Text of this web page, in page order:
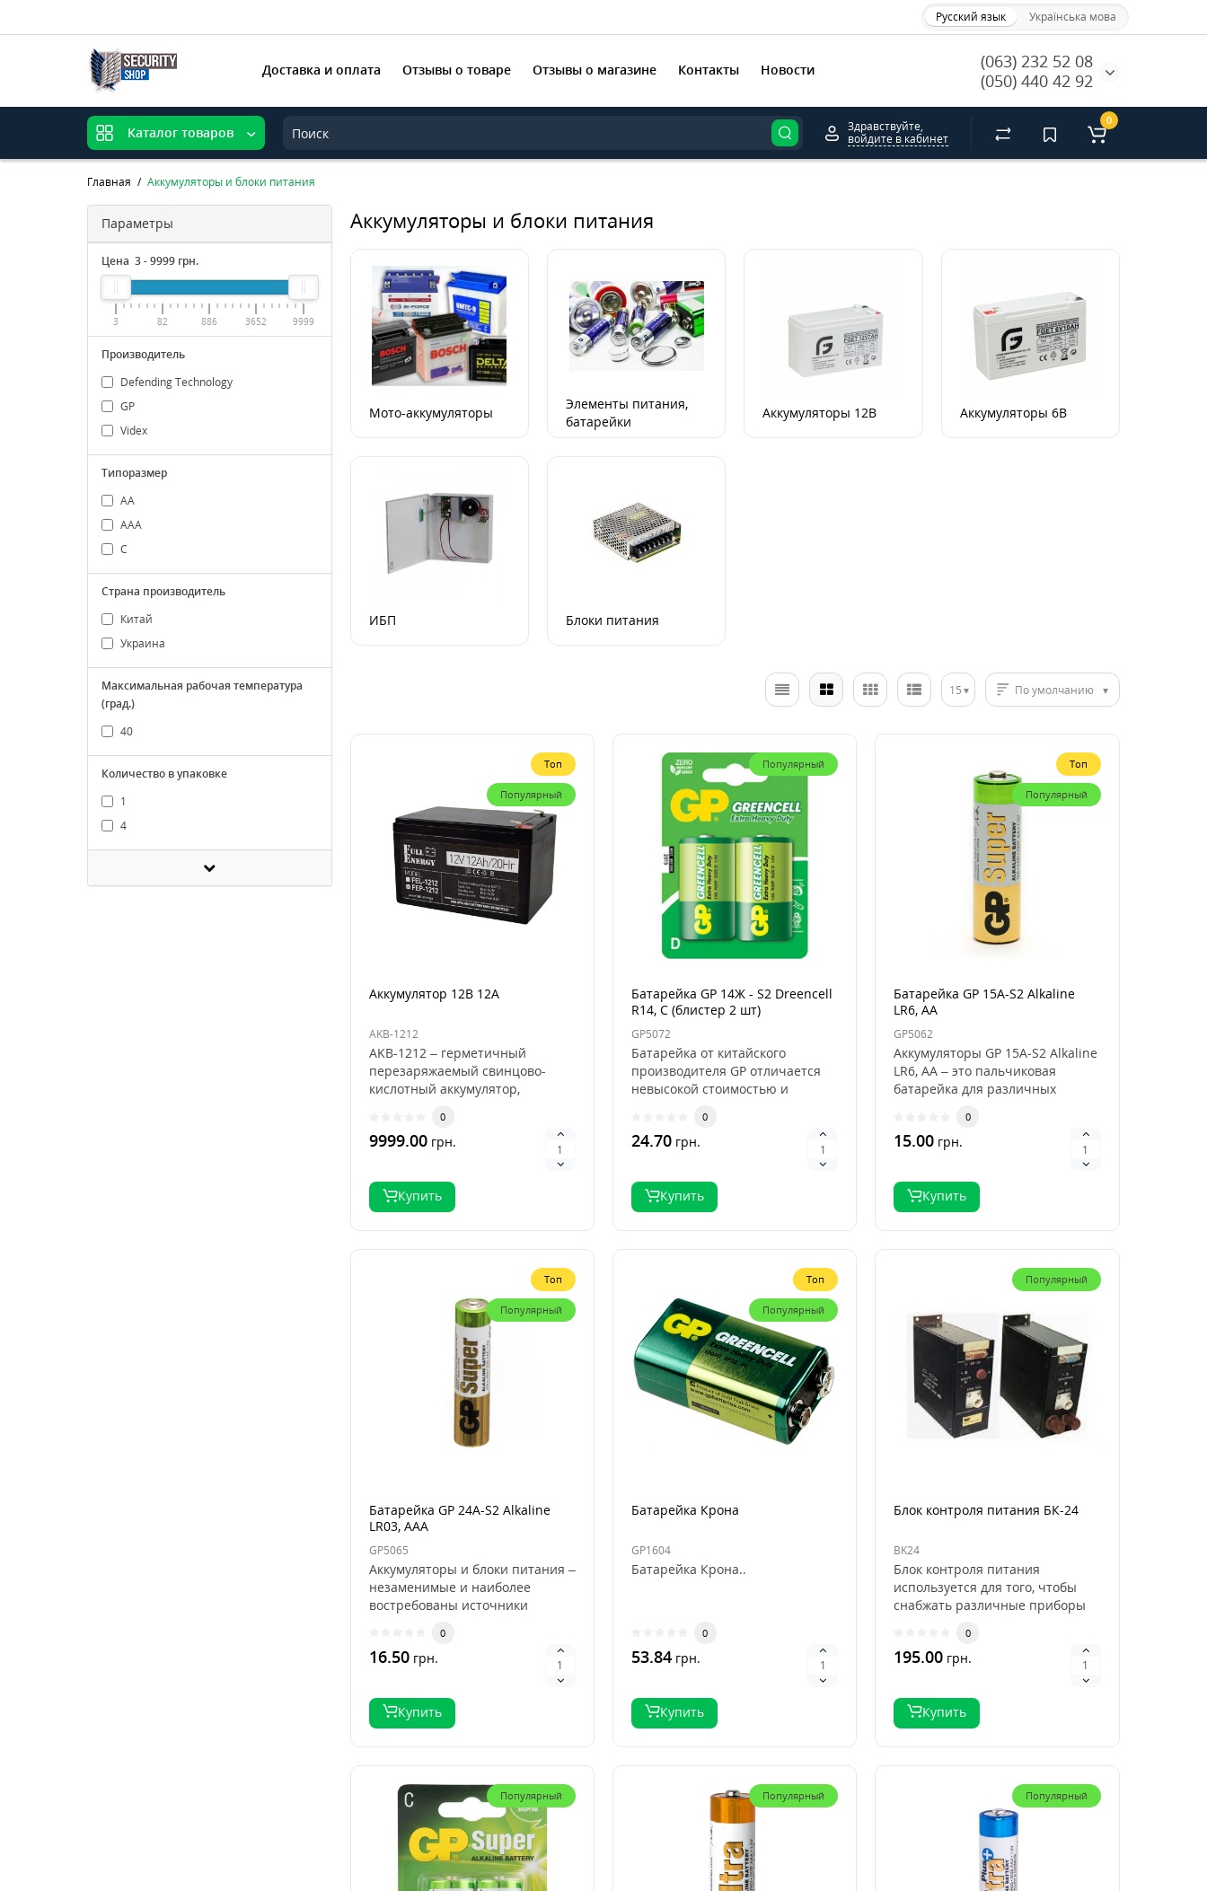
Русский язык Українська мова
(063) 232 52 08
(050) 440 42 92
Доставка и оплата Отзывы о товаре Отзывы о магазине Контакты Новости
Каталог товаров
Здравствуйте,
войдите в кабинет
0
Главная Аккумуляторы и блоки питания
Параметры
Цена 3-9999 грн.
3 82 886 3652 9999
Производитель
Defending Technology
GP
Videx
Типоразмер
АА
ААА
С
Страна производитель
Китай
Украина
Максимальная рабочая температура
(град.)
40
Количество в упаковке
1
4
Аккумуляторы и блоки питания
Мото-аккумуляторы
Элементы питания,
батарейки
Аккумуляторы 12В Аккумуляторы 6В
ИБП Блоки питания
15 По умолчанию
Топ
Популярный
Аккумулятор 12В 12А
AKB-1212
AKB-1212 – герметичный
перезаряжаемый свинцово-
кислотный аккумулятор,
0
9999.00грн.
Купить
Популярный
Батарейка GP 14Ж - S2 Dreencell
R14, C (блистер 2 шт)
GP5072
Батарейка от китайского
производителя GP отличается
невысокой стоимостью и
0
24.70грн.
Купить
Топ
Популярный
Батарейка GP 15A-S2 Alkaline
LR6, AA
GP5062
Аккумуляторы GP 15A-S2 Alkaline
LR6, AA – это пальчиковая
батарейка для различных
0
15.00 грн.
Купить
Топ
Популярный
Батарейка GP 24A-S2 Alkaline
LR03, AAA
GP5065
Аккумуляторы и блоки питания –
незаменимые и наиболее
востребованы источники
0
16.50грн.
Купить
Топ
Популярный
Батарейка Крона
GP1604
Батарейка Крона..
0
53.84грн.
Купить
Популярный
Блок контроля питания БК-24
BK24
Блок контроля питания
используется для того, чтобы
снабжать различные приборы
0
195.00 грн.
Купить
Популярный Популярный Популярный